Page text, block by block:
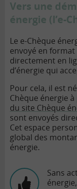
Vers une
énergie (l’e-
Le e-Chèque
envoyé en
directement en
d’énergie qui
Pour cela, il est
Chèque énergie
du site Chèque
sont envoyés
Cet espace
global des
énergie.
Sans